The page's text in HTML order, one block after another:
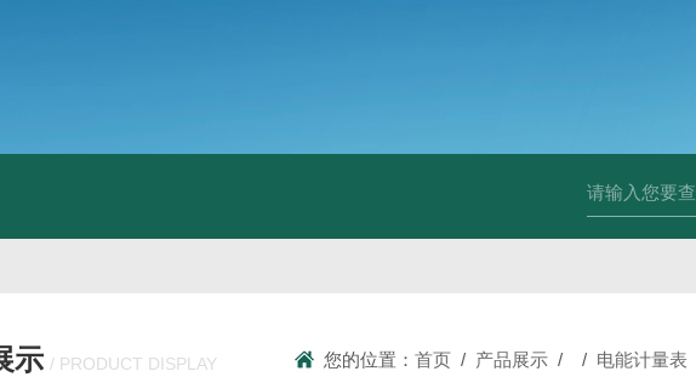
示 / PRODUCT DISPLAY 您的位置：首页 / 产品展示 / / 电能计量表